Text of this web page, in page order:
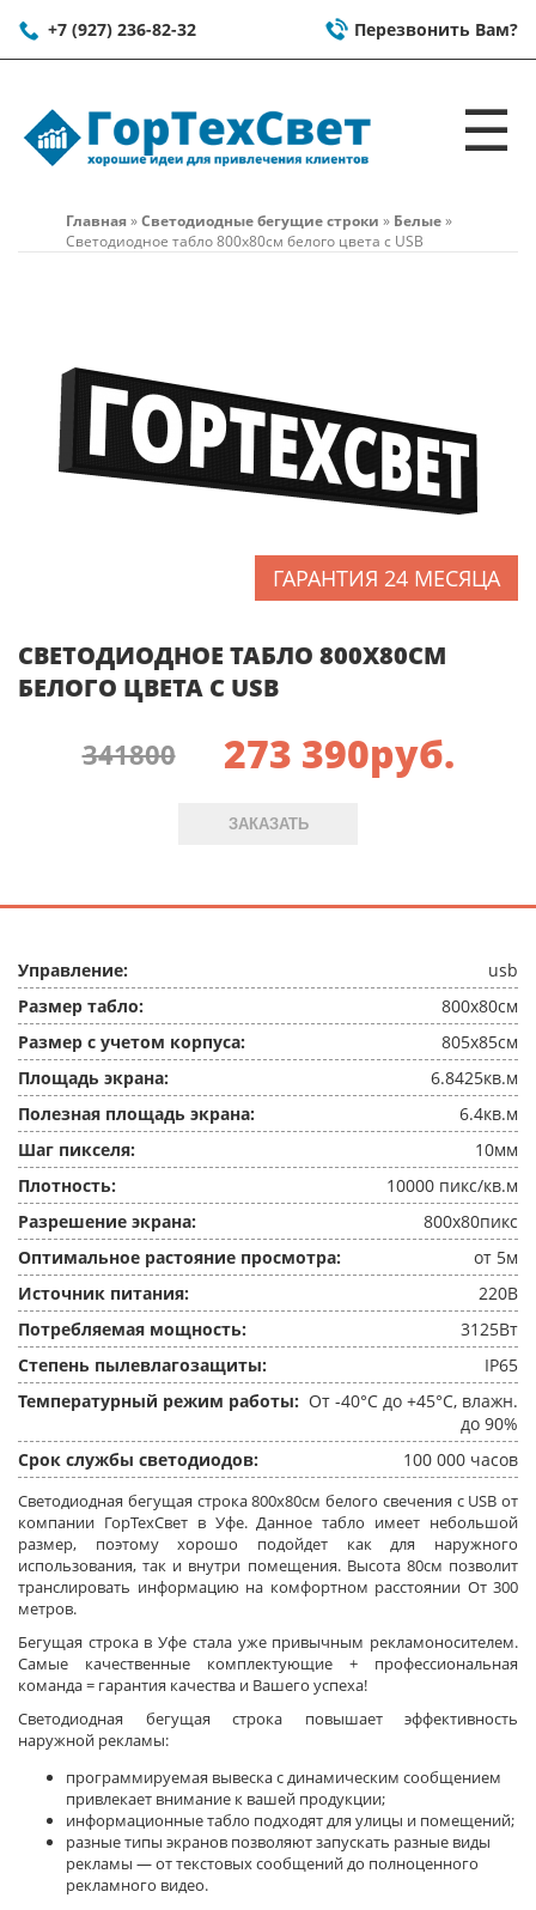
+7 (927) 236-82-32 Перезвонить Вам?
☰
Главная»Светодиодные бегущие строки » Белые»
Светодиодное табло 800x80см белого цвета c USB
СВЕТОДИОДНОЕ ТАБЛО 800X80СМ
БЕЛОГО ЦВЕТА C USB
341800 273 390руб.
ЗАКАЗАТЬ
ГАРАНТИЯ 24 МЕСЯЦА
Управление:
usb
Размер табло:
800x80см
Размер с учетом корпуса:
805x85см
Площадь экрана:
6.8425кв.м
Полезная площадь экрана:
6.4кв.м
Шаг пикселя:
10мм
Плотность:
10000 пикс/кв.м
Разрешение экрана:
800x80пикс
Оптимальное растояние просмотра:
от 5м
Источник питания:
220В
Потребляемая мощность:
3125Вт
Степень пылевлагозащиты:
IP65
Температурный режим работы: От -40°C до +45°C, влажн.
до 90%
Срок службы светодиодов:
100 000 часов
Светодиодная бегущая строка 800x80см белого свечения c USB от
компании ГорТехСвет в Уфе. Данное табло имеет небольшой
размер, поэтому хорошо подойдет как для наружного
использования, так и внутри помещения. Высота 80см позволит
транслировать информацию на комфортном расстоянии От 300
метров.
Бегущая строка в Уфе стала уже привычным рекламоносителем.
Самые качественные комплектующие + профессиональная
команда = гарантия качества и Вашего успеха!
Светодиодная бегущая строка повышает эффективность
наружной рекламы:
программируемая вывеска с динамическим сообщением
привлекает внимание к вашей продукции;
информационные табло подходят для улицы и помещений;
разные типы экранов позволяют запускать разные виды
рекламы — от текстовых сообщений до полноценного
рекламного видео.